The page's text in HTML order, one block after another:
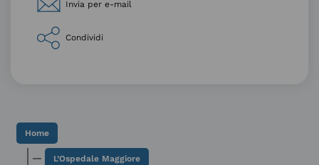
Invia per e-mail
Condividi
Home
L’Ospedale Maggiore